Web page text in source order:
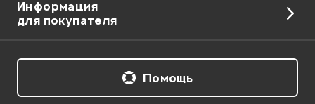
Информация
для покупателя
Помощь